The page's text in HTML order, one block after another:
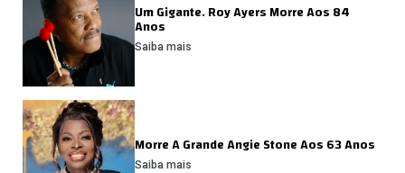
Um Gigante. Roy Ayers Morre Aos 84
Anos
Saiba mais
Morre A Grande Angie Stone Aos 63 Anos
Saiba mais